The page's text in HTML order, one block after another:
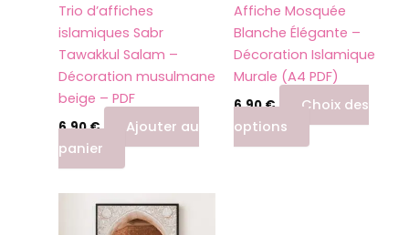
Trio d’affiches
islamiques Sabr
Tawakkul Salam –
Décoration musulmane
beige – PDF
6,90€
Ajouter au
panier
Affiche Mosquée
Blanche Élégante –
Décoration Islamique
Murale (A4 PDF)
6,90€
Choix des
options
être
choisies
sur
la
page
du
produit
Ce
produit